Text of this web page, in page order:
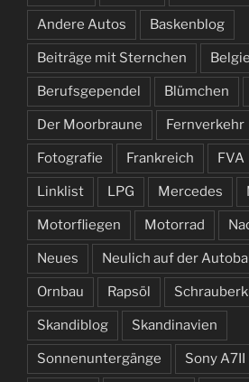
Andere Autos Baskenblog
Beiträge mit Sternchen
Berufsgependel Blümchen
Der Moorbraune Fernverkehr
Fotografie Frankreich FVA
Linklist LPG Mercedes
Motorfliegen Motorrad
Neues Neulich auf der
Ornbau Rapsöl
Skandiblog Skandinavien
Sonnenuntergänge Sony A7II